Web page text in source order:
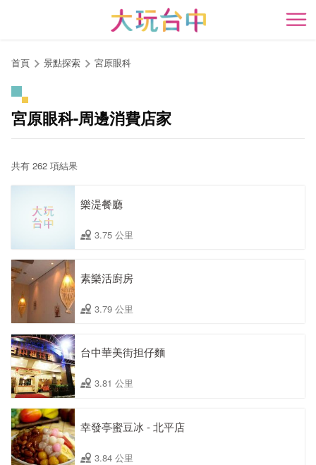
開
首頁 景點探索 宮原眼科
宮原眼科-周邊消費店家
共有 262 項結果
樂湜餐廳
3.75 公里
素樂活廚房
3.79 公里
台中華美街担仔麵
3.81 公里
幸發亭蜜豆冰 - 北平店
3.84 公里